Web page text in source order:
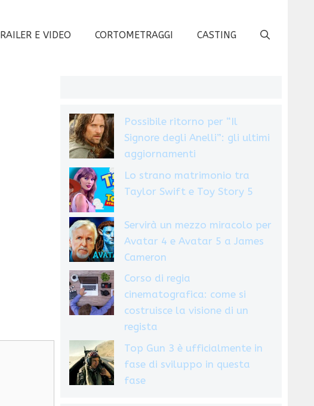
E VIDEO CORTOMETRAGGI CASTING
Possibile ritorno per “Il
Signore degli Anelli”: gli ultimi
aggiornamenti
Lo strano matrimonio tra
Taylor Swift e Toy Story 5
Servirà un mezzo miracolo per
Avatar 4 e Avatar 5 a James
Cameron
Corso di regia
cinematografica: come si
costruisce la visione di un
regista
Top Gun 3 è ufficialmente in
fase di sviluppo in questa
fase